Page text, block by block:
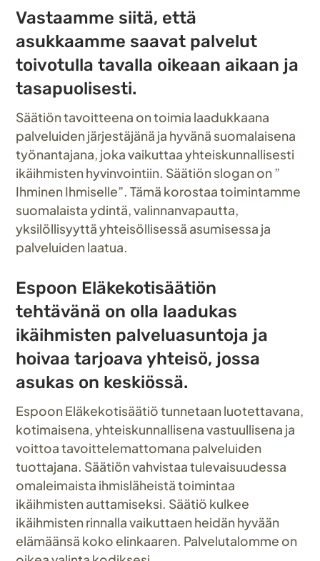
Vastaamme siitä, että
asukkaamme saavat palvelut
toivotulla tavalla oikeaan aikaan ja
tasapuolisesti.
Säätiön tavoitteena on toimia laadukkaana
palveluiden järjestäjänä ja hyvänä suomalaisena
työnantajana, joka vaikuttaa yhteiskunnallisesti
ikäihmisten hyvinvointiin. Säätiön slogan on ”
Ihminen Ihmiselle”. Tämä korostaa toimintamme
suomalaista ydintä, valinnanvapautta,
yksilöllisyyttä yhteisöllisessä asumisessa ja
palveluiden laatua.
Espoon Eläkekotisäätiön
tehtävänä on olla laadukas
ikäihmisten palveluasuntoja ja
hoivaa tarjoava yhteisö, jossa
asukas on keskiössä.
Espoon Eläkekotisäätiö tunnetaan luotettavana,
kotimaisena, yhteiskunnallisena vastuullisena ja
voittoa tavoittelemattomana palveluiden
tuottajana. Säätiön vahvistaa tulevaisuudessa
omaleimaista ihmisläheistä toimintaa
ikäihmisten auttamiseksi. Säätiö kulkee
ikäihmisten rinnalla vaikuttaen heidän hyvään
elämäänsä koko elinkaaren. Palvelutalomme on